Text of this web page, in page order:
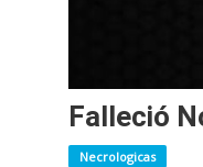
Falleció
Necrologicas